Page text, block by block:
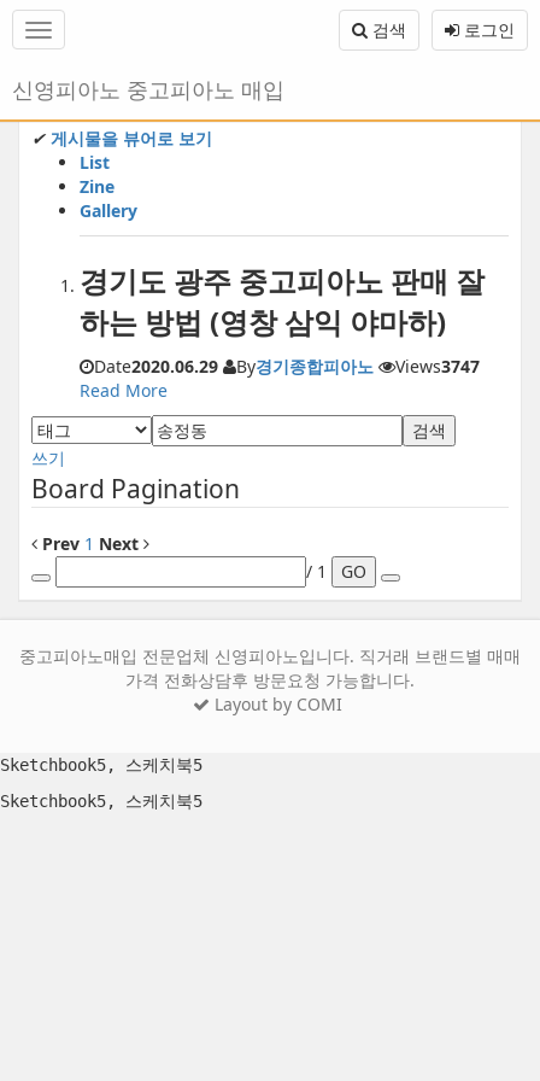
본
메
로그인
검색
신영피아노 중고피아노 매입
✔ 게시물을 뷰어로 보기
List
Zine
Gallery
경기도 광주 중고피아노 판매 잘
하는 방법 (영창 삼익 야마하)
Date2020.06.29 By경기종합피아노 Views3747
Read More
검색
쓰기
Board Pagination
Prev 1 Next
/ 1
GO
중고피아노매입 전문업체 신영피아노입니다. 직거래 브랜드별 매매
가격 전화상담후 방문요청 가능합니다.
Layout by COMI
Sketchbook5, 스케치북5
Sketchbook5, 스케치북5